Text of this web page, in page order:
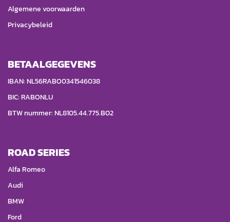
Algemene voorwaarden
Privacybeleid
BETAALGEGEVENS
IBAN: NL56RABO0341546038
BIC: RABONLU
BTW nummer: NL8105.44.775.B02
ROAD SERIES
Alfa Romeo
Audi
BMW
Ford